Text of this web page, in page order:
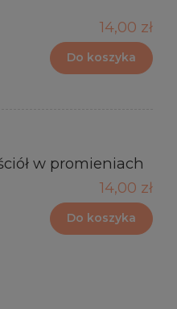
14,00 zł
Do koszyka
w promieniach
14,00 zł
Do koszyka